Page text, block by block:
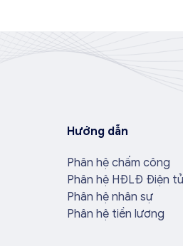
Hướng dẫn
Phân hệ chấm công
Phân hệ HĐLĐ Điện
Phân hệ nhân sự
Phân hệ tiền lương